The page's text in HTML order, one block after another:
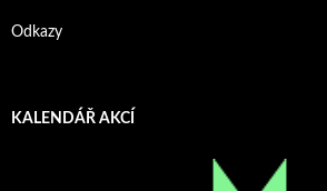
Odkazy
KALENDÁŘ AKCÍ